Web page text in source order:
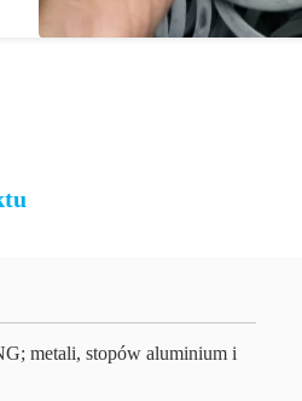
metali, stopów aluminium i